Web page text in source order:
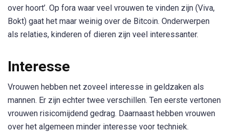
over hoort’. Op fora waar veel vrouwen te vinden zijn (Viva,
Bokt) gaat het maar weinig over de Bitcoin. Onderwerpen
als relaties, kinderen of dieren zijn veel interessanter.
Interesse
Vrouwen hebben net zoveel interesse in geldzaken als
mannen. Er zijn echter twee verschillen. Ten eerste vertonen
vrouwen risicomijdend gedrag. Daarnaast hebben vrouwen
over het algemeen minder interesse voor techniek.